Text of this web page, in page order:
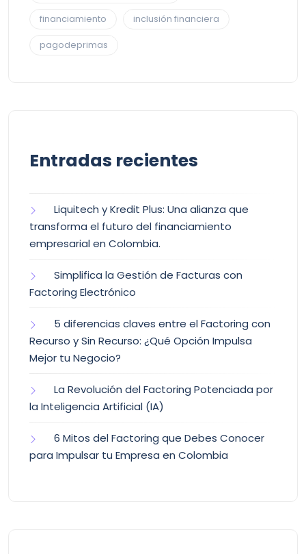
financiamiento
inclusión financiera
pagodeprimas
Entradas recientes
Liquitech y Kredit Plus: Una alianza que
transforma el futuro del financiamiento
empresarial en Colombia.
Simplifica la Gestión de Facturas con
Factoring Electrónico
5 diferencias claves entre el Factoring con
Recurso y Sin Recurso: ¿Qué Opción Impulsa
Mejor tu Negocio?
La Revolución del Factoring Potenciada por
la Inteligencia Artificial (IA)
6 Mitos del Factoring que Debes Conocer
para Impulsar tu Empresa en Colombia